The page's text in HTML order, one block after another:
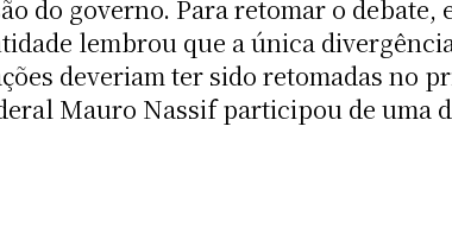
do governo. Para retomar o debate,
lembrou que a única
deveriam ter sido retomadas no
Mauro Nassif participou de uma